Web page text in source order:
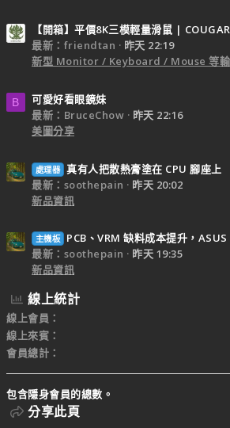
【開箱】平價8K三模輕量滑鼠 |
最新：friendtan
昨天 22:19
新型 Monitor / Keyboard / Mouse 等輸
B
可愛好看眼鏡妹
最新：BruceChow
昨天 22:16
美圖分享
處理器 真有人把散熱膏塗在 CPU 腳座上
最新：soothepain
昨天 20:02
新品資訊
主機板
PCB、VRM 缺料成本提升，
最新：soothepain
昨天 19:35
新品資訊
線上統計
線上會員
線上來賓
會員總計
包含隱身會員的總數。
分享此頁